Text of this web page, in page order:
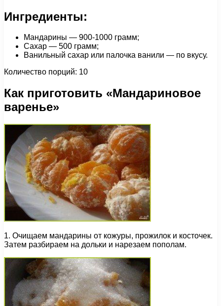
Ингредиенты:
Мандарины — 900-1000 грамм;
Сахар — 500 грамм;
Ванильный сахар или палочка ванили — по вкусу.
Количество порций: 10
Как приготовить «Мандариновое
варенье»
1. Очищаем мандарины от кожуры, прожилок и косточек.
Затем разбираем на дольки и нарезаем пополам.